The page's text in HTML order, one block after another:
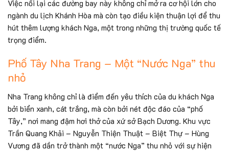
Việc nối lại các đường bay này không chỉ mở ra cơ hội lớn cho
ngành du lịch Khánh Hòa mà còn tạo điều kiện thuận lợi để thu
hút thêm lượng khách Nga, một trong những thị trường quốc tế
trọng điểm.
Phố Tây Nha Trang – Một “Nước Nga” thu
nhỏ
Nha Trang không chỉ là điểm đến yêu thích của du khách Nga
bởi biển xanh, cát trắng, mà còn bởi nét độc đáo của “phố
Tây,” nơi mang đậm hơi thở của xứ sở Bạch Dương. Khu vực
Trần Quang Khải – Nguyễn Thiện Thuật – Biệt Thự – Hùng
Vương đã dần trở thành một “nước Nga” thu nhỏ với sự hiện